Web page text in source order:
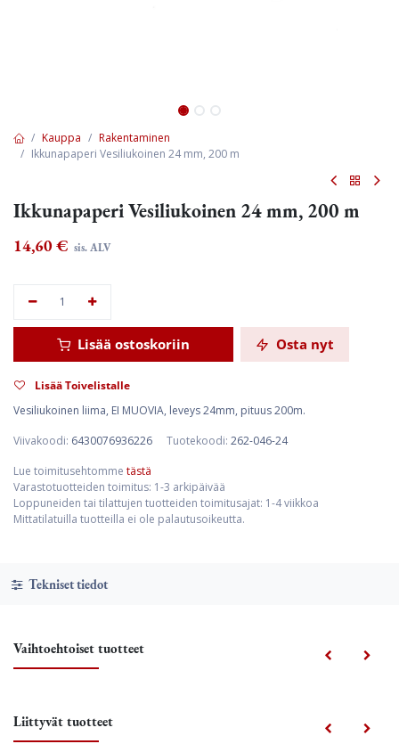
Kauppa
Rakentaminen
Ikkunapaperi Vesiliukoinen 24 mm, 200 m
Ikkunapaperi Vesiliukoinen 24 mm, 200 m
14,60 € sis. ALV
Lisää ostoskoriin Osta nyt
Lisää Toivelistalle
Vesiliukoinen liima, EI MUOVIA, leveys 24mm, pituus 200m.
Viivakoodi: 6430076936226 Tuotekoodi: 262-046-24
Lue toimitusehtomme tästä
Varastotuotteiden toimitus: 1-3 arkipäivää
Loppuneiden tai tilattujen tuotteiden toimitusajat: 1-4 viikkoa
Mittatilatuilla tuotteilla ei ole palautusoikeutta.
Tekniset tiedot
Vaihtoehtoiset tuotteet
Liittyvät tuotteet